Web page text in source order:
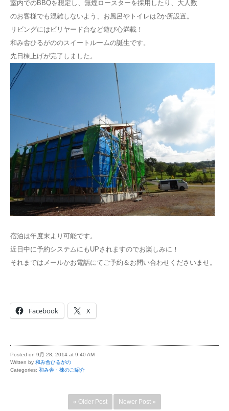
室内でのBBQを想定し、無煙ロースターを採用したり、大人数
のお客様でも混雑しないよう、お風呂やトイレは2か所設置。
リビングにはビリヤード台など遊び心満載！
和み舎ひるがののスイートルームの誕生です。
先日棟上げが完了しました。
宿泊は年度末より可能です。
近日中に予約システムにもUPされますのでお楽しみに！
それまではメールかお電話にてご予約＆お問い合わせくださいませ。
Facebook X
Posted on 9月 28, 2014 at 9:40 AM
Written by 和み舎ひるがの
Categories: 和み舎・棟のご紹介
« Older Post Newer Post »